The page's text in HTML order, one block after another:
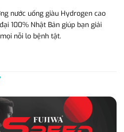
nước uống giàu Hydrogen cao
100% Nhật Bản giúp bạn giải
nỗi lo bệnh tật.